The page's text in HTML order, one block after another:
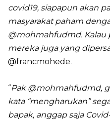
covid19, siapapun akan
masyarakat paham
@mohmahfudmd. Kalau
mereka juga yang
@francmohede.
“Pak @mohmahfudmd,
kata “mengharukan”
bapak, anggap saja